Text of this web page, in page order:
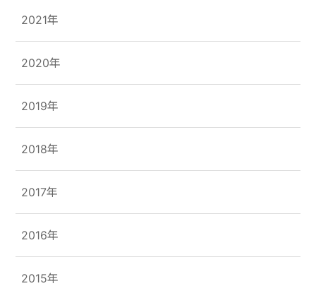
2021年
2020年
2019年
2018年
2017年
2016年
2015年